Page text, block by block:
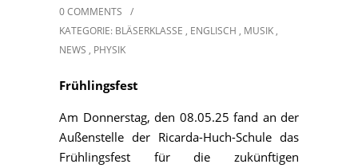
0 COMMENTS
/
KATEGORIE: BLÄSERKLASSE , ENGLISCH , MUSIK ,
NEWS , PHYSIK
Frühlingsfest
Am Donnerstag, den 08.05.25 fand an der
Außenstelle der Ricarda-Huch-Schule das
Frühlingsfest für die zukünftigen